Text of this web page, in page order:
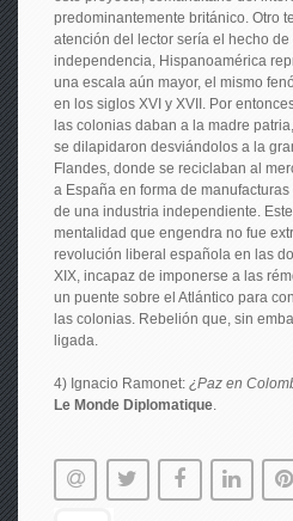
predominantemente británico. Otro
atención del lector sería el hecho
independencia, Hispanoamérica
una escala aún mayor, el mismo
en los siglos XVI y XVII. Por
las colonias daban a la madre
se dilapidaron desviándolos a la
Flandes, donde se reciclaban al
a España en forma de
de una industria independiente.
mentalidad que engendra no fue
revolución liberal española en las
XIX, incapaz de imponerse a las
un puente sobre el Atlántico para
las colonias. Rebelión que, sin
ligada.
4) Ignacio Ramonet: ¿Paz en
Le Monde Diplomatique.